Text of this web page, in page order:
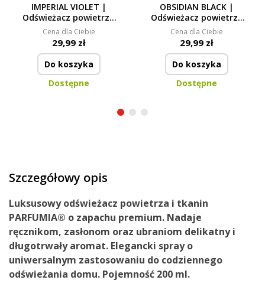
IMPERIAL VIOLET |
Odświeżacz powietrza
& tkanin | luksusowy
spray zapachowy | 200
ml
Cena dla Ciebie
29,99 zł
Do koszyka
Dostępne
OBSIDIAN BLACK |
Odświeżacz powietrza
& tkanin | luksusowy
spray zapachowy | 200
ml
Cena dla Ciebie
29,99 zł
Do koszyka
Dostępne
Szczegółowy opis
Luksusowy odświeżacz powietrza i tkanin
PARFUMIA® o zapachu premium. Nadaje
ręcznikom, zasłonom oraz ubraniom delikatny i
długotrwały aromat. Elegancki spray o
uniwersalnym zastosowaniu do codziennego
odświeżania domu. Pojemność 200 ml.